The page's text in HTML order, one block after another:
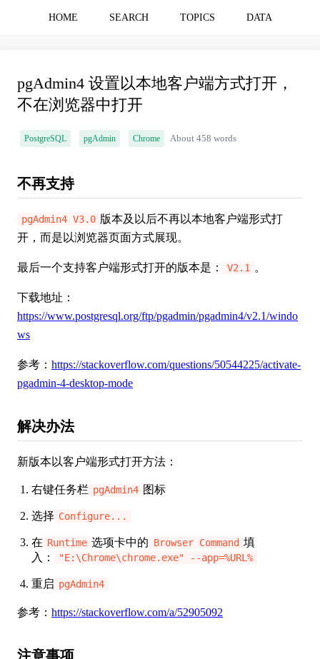
HOME SEARCH TOPICS DATA
pgAdmin4 设置以本地客户端方式打开，
不在浏览器中打开
PostgreSQL pgAdmin Chrome About 458 words
不再支持
pgAdmin4 V3.0 版本及以后不再以本地客户端形式打
开，而是以浏览器页面方式展现。
最后一个支持客户端形式打开的版本是： V2.1 。
下载地址：
https://www.postgresql.org/ftp/pgadmin/pgadmin4/v2.1/windo
ws
参考： https://stackoverflow.com/questions/50544225/activate-
pgadmin-4-desktop-mode
解决办法
新版本以客户端形式打开方法：
右键任务栏 pgAdmin4 图标
选择 Configure...
在 Runtime 选项卡中的 Browser Command 填
入：
"E:\Chrome\chrome.exe" --app=%URL%
重启 pgAdmin4
参考： https://stackoverflow.com/a/52905092
注意事项